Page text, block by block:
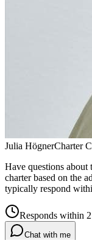
Julia HögnerCharter
Have questions
charter based on the
typically respond
Responds within
Chat with me